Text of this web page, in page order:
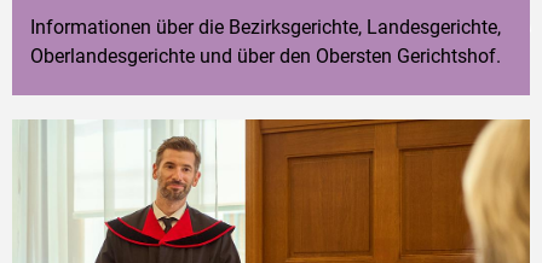
Informationen über die Bezirksgerichte, Landesgerichte,
Oberlandesgerichte und über den Obersten Gerichtshof.